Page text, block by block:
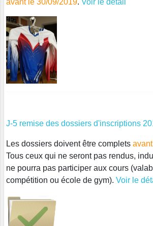
J-5 remise des dossiers d'inscriptions
Les dossiers doivent être complets
Tous ceux qui ne seront pas rendus,
ne pourra pas participer aux cours
compétition ou école de gym). Voir le